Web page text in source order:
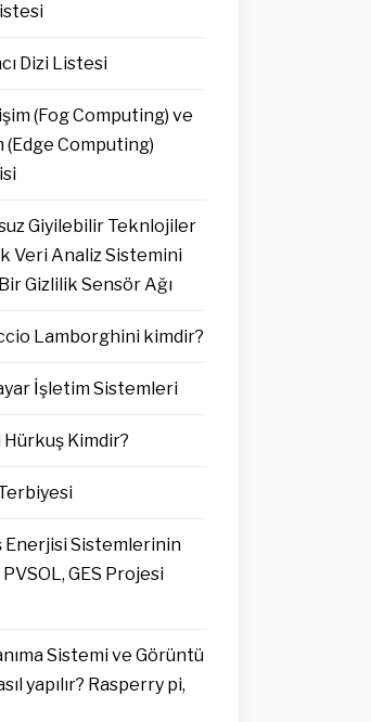
Dizi Listesi
(Fog Computing) ve
(Edge Computing)
Giyilebilir Teknlojiler
Veri Analiz Sistemini
Gizlilik Sensör Ağı
Lamborghini kimdir?
İşletim Sistemleri
Kimdir?
Enerjisi Sistemlerinin
PVSOL, GES Projesi
Sistemi ve Görüntü
yapılır? Rasperry pi,